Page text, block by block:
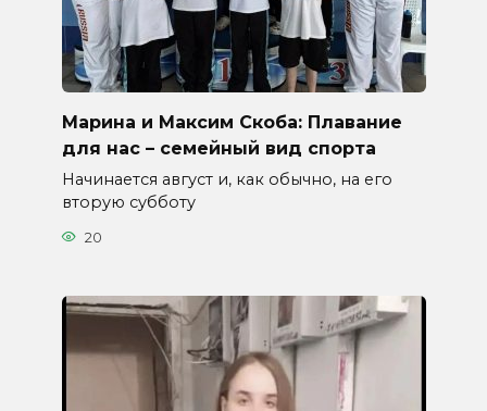
Марина и Максим Скоба: Плавание
для нас – семейный вид спорта
Начинается август и, как обычно, на его
вторую субботу
20